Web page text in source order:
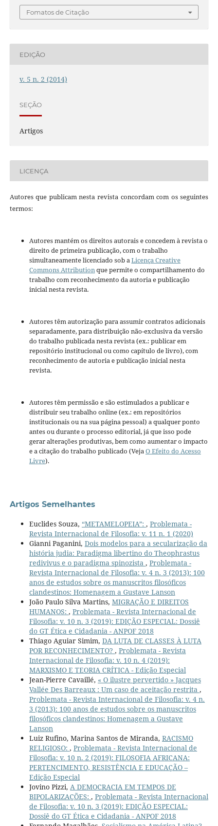
Fomatos de Citação
EDIÇÃO
v. 5 n. 2 (2014)
SEÇÃO
Artigos
LICENÇA
Autores que publicam nesta revista concordam com os seguintes
termos:
Autores mantém os direitos autorais e concedem à revista o
direito de primeira publicação, com o trabalho
simultaneamente licenciado sob aLicença Creative
Commons Attributionque permite o compartilhamento do
trabalho com reconhecimento da autoria e publicação
inicial nesta revista.
Autores têm autorização para assumir contratos adicionais
separadamente, para distribuição não-exclusiva da versão
do trabalho publicada nesta revista (ex.: publicar em
repositório institucional ou como capítulo de livro), com
reconhecimento de autoria e publicação inicial nesta
revista.
Autores têm permissão e são estimulados a publicar e
distribuir seu trabalho online (ex.: em repositórios
institucionais ou na sua página pessoal) a qualquer ponto
antes ou durante o processo editorial, já que isso pode
gerar alterações produtivas, bem como aumentar o impacto
e a citação do trabalho publicado (VejaO Efeito do Acesso
Livre).
Artigos Semelhantes
Euclides Souza, “METAMELOPEIA”: , Problemata -
Revista Internacional de Filosofia: v. 11 n. 1 (2020)
Gianni Paganini, Dois modelos para a secularização da
história judia: Paradigma libertino do Theophrastus
redivivus e o paradigma spinozista , Problemata -
Revista Internacional de Filosofia: v. 4 n. 3 (2013): 100
anos de estudos sobre os manuscritos filosóficos
clandestinos: Homenagem a Gustave Lanson
João Paulo Silva Martins, MIGRAÇÃO E DIREITOS
HUMANOS: , Problemata - Revista Internacional de
Filosofia: v. 10 n. 3 (2019): EDIÇÃO ESPECIAL: Dossiê
do GT Ética e Cidadania - ANPOF 2018
Thiago Aguiar Simim, DA LUTA DE CLASSES À LUTA
POR RECONHECIMENTO? , Problemata - Revista
Internacional de Filosofia: v. 10 n. 4 (2019):
MARXISMO E TEORIA CRÍTICA - Edição Especial
Jean-Pierre Cavaillé, « O ilustre pervertido » Jacques
Vallée Des Barreaux : Um caso de aceitação restrita ,
Problemata - Revista Internacional de Filosofia: v. 4 n.
3 (2013): 100 anos de estudos sobre os manuscritos
filosóficos clandestinos: Homenagem a Gustave
Lanson
Luiz Rufino, Marina Santos de Miranda, RACISMO
RELIGIOSO: , Problemata - Revista Internacional de
Filosofia: v. 10 n. 2 (2019): FILOSOFIA AFRICANA:
PERTENCIMENTO, RESISTÊNCIA E EDUCAÇÃO –
Edição Especial
Jovino Pizzi, A DEMOCRACIA EM TEMPOS DE
BIPOLARIZAÇÕES: , Problemata - Revista Internacional
de Filosofia: v. 10 n. 3 (2019): EDIÇÃO ESPECIAL:
Dossiê do GT Ética e Cidadania - ANPOF 2018